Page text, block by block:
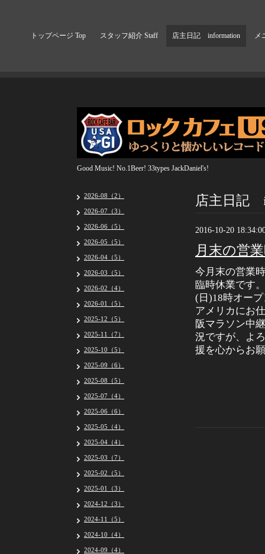
トップページ Top スタッフ紹介 Staff 店主日記 information メ
Good Music! No.1Beer! 33types JackDaniel's!
店主日記
2016-10-20
月末の営
今月末の営業
臨時休業です
(日)18時オー
アメリカにお
阪マラソン中
況ですが、よ
援を心からお
2026-08（2）
2026-07（3）
2026-06（5）
2026-05（5）
2026-04（5）
2026-03（5）
2026-02（4）
2026-01（5）
2025-12（5）
2025-11（7）
2025-10（5）
2025-09（6）
2025-08（5）
2025-07（4）
2025-06（6）
2025-05（4）
2025-04（4）
2025-03（7）
2025-02（5）
2025-01（3）
2024-12（3）
2024-11（5）
2024-10（4）
2024-09（4）